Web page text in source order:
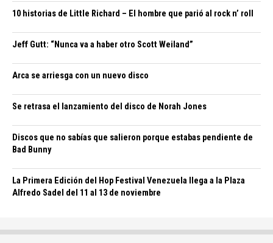
10 historias de Little Richard – El hombre que parió al rock n’ roll
Jeff Gutt: “Nunca va a haber otro Scott Weiland”
Arca se arriesga con un nuevo disco
Se retrasa el lanzamiento del disco de Norah Jones
Discos que no sabías que salieron porque estabas pendiente de
Bad Bunny
La Primera Edición del Hop Festival Venezuela llega a la Plaza
Alfredo Sadel del 11 al 13 de noviembre